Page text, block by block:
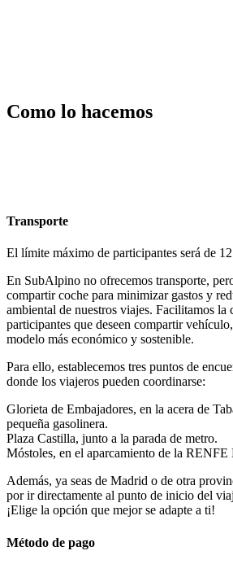
Como lo hacemos
Transporte
El límite máximo de participantes será de 12
En SubAlpino no ofrecemos transporte,
compartir coche para minimizar gastos y
ambiental de nuestros viajes. Facilitamos la
participantes que deseen compartir
modelo más económico y sostenible.
Para ello, establecemos tres puntos de
donde los viajeros pueden coordinarse:
Glorieta de Embajadores, en la acera de
pequeña gasolinera.
Plaza Castilla, junto a la parada de metro.
Móstoles, en el aparcamiento de la RENFE
Además, ya seas de Madrid o de otra
por ir directamente al punto de inicio del
¡Elige la opción que mejor se adapte a ti!
Método de pago